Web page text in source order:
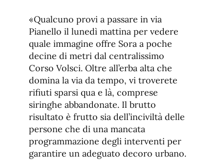
fuente
de
fuente.
«Qualcuno provi a passare in via
Pianello il lunedì mattina per vedere
quale immagine offre Sora a poche
decine di metri dal centralissimo
Corso Volsci. Oltre all’erba alta che
domina la via da tempo, vi troverete
rifiuti sparsi qua e là, comprese
siringhe abbandonate. Il brutto
risultato è frutto sia dell’inciviltà delle
persone che di una mancata
programmazione degli interventi per
garantire un adeguato decoro urbano.